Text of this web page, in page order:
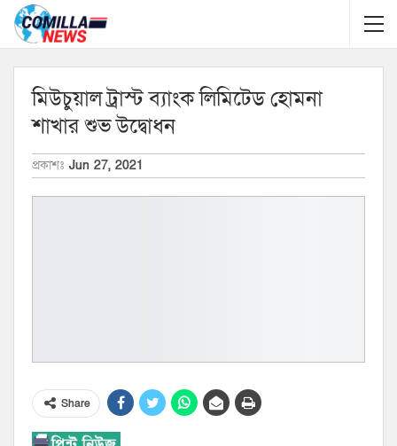
মিউচু্য়াল ট্রাস্ট ব্যাংক লিমিটেড হোমনা
শাখার শুভ উদ্বোধন
প্রকাশঃ Jun 27, 2021
Share